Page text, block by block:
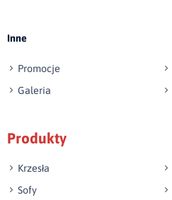
Inne
Promocje
Galeria
Produkty
Krzesła
Sofy